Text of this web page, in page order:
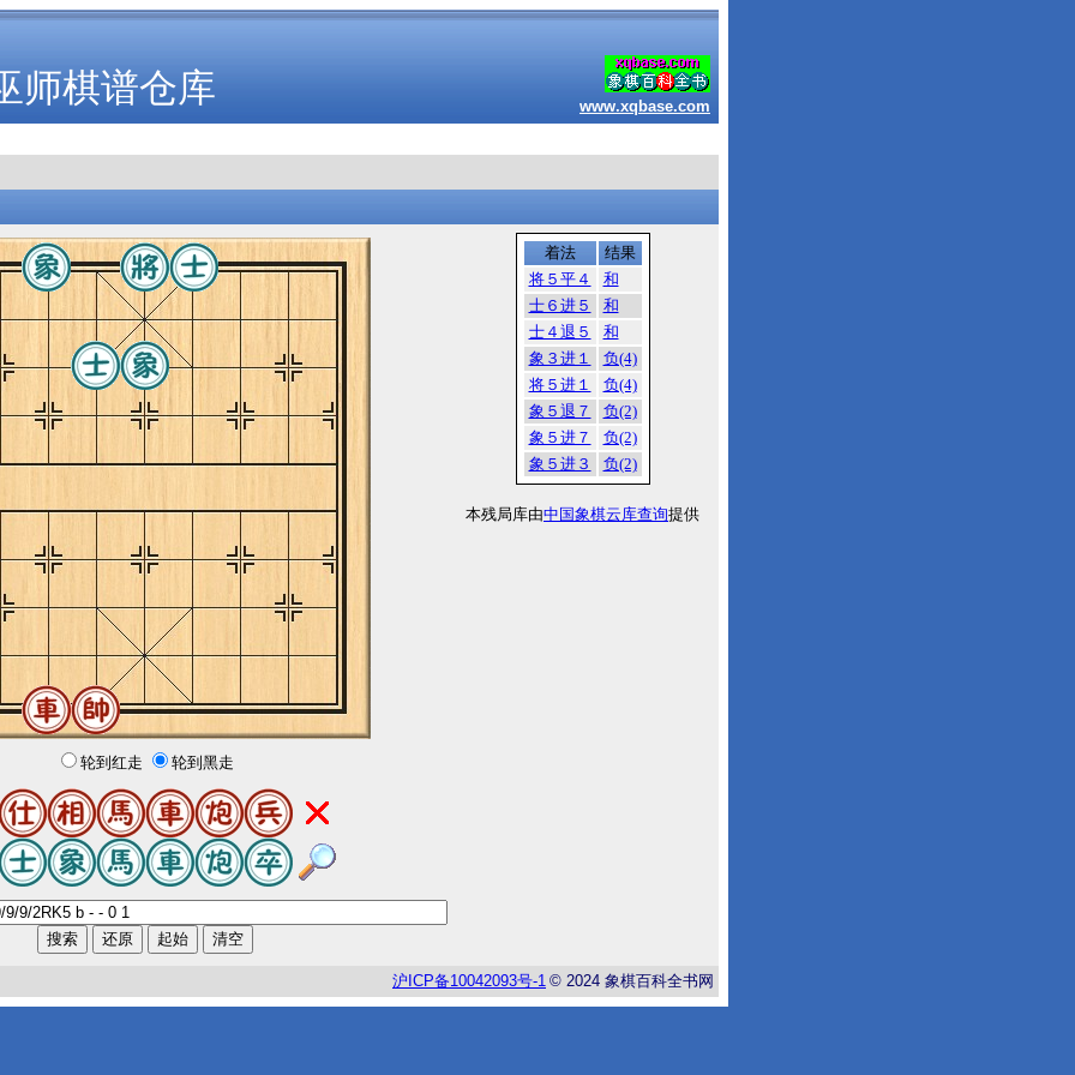
师棋谱仓库 www.xqbase.com
轮到红走 轮到黑走
着法
结果
将５平４
和
士６进５
和
士４退５
和
象３进１
负(4)
将５进１
负(4)
象５退７
负(2)
象５进７
负(2)
象５进３
负(2)
本残局库由中国象棋云库查询提供
沪 ICP备10042093号-1 © 2024 象棋百科全书网